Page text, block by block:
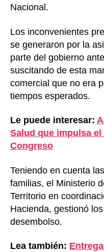
Nacional.
Los inconvenientes
se generaron por la
parte del gobierno
suscitando de esta
comercial que no era
tiempos esperados.
Le puede interesar:
Salud que impulsa el
Congreso
Teniendo en cuenta
familias, el Ministerio
Territorio en
Hacienda, gestionó
desembolso.
Lea también: